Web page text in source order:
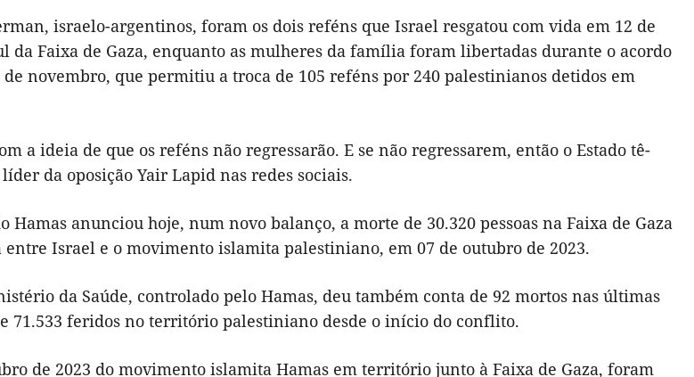
israelo-argentinos, foram os dois reféns que Israel resgatou com vida em 12 de
da Faixa de Gaza, enquanto as mulheres da família foram libertadas durante o acordo
de novembro, que permitiu a troca de 105 reféns por 240 palestinianos detidos em
a ideia de que os reféns não regressarão. E se não regressarem, então o Estado tê-
da oposição Yair Lapid nas redes sociais.
Hamas anunciou hoje, num novo balanço, a morte de 30.320 pessoas na Faixa de Gaza
Israel e o movimento islamita palestiniano, em 07 de outubro de 2023.
da Saúde, controlado pelo Hamas, deu também conta de 92 mortos nas últimas
71.533 feridos no território palestiniano desde o início do conflito.
de 2023 do movimento islamita Hamas em território junto à Faixa de Gaza, foram